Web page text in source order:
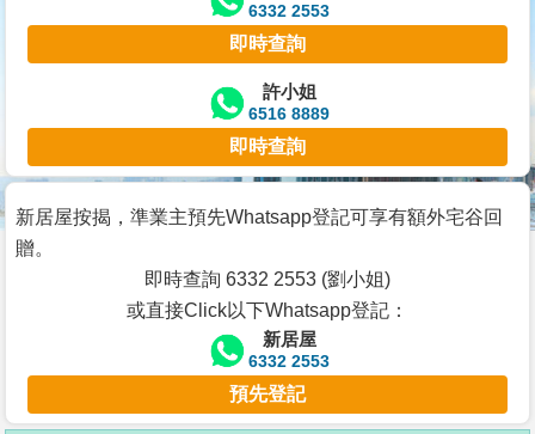
業
主
宅
谷
按
客
6332 2553
即時查詢
許小姐
6516 8889
即時查詢
新居屋按揭，準業主預先Whatsapp登記可享有額外宅谷回
贈。
即時查詢 6332 2553 (劉小姐)
或直接Click以下Whatsapp登記：
新居屋
6332 2553
預先登記